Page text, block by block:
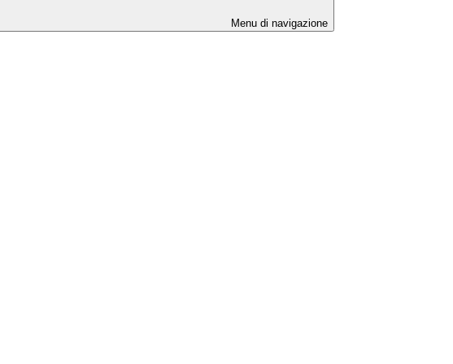
Menu di navigazione